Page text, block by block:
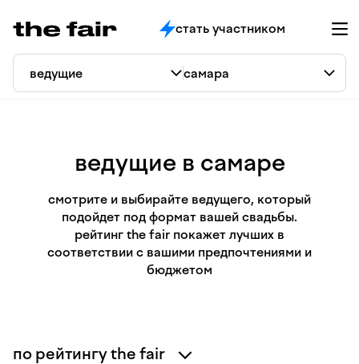
стать участником
ведущие в самаре
смотрите и выбирайте ведущего, который
подойдет под формат вашей свадьбы.
рейтинг the fair покажет лучших в
соответствии с вашими предпочтениями и
бюджетом
по рейтингу the fair